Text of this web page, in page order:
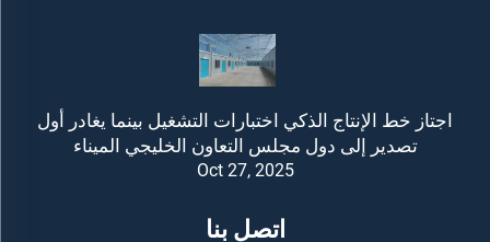
اجتاز خط الإنتاج الذكي اختبارات التشغيل بينما يغادر أول
تصدير إلى دول مجلس التعاون الخليجي الميناء
Oct 27, 2025
اتصل بنا